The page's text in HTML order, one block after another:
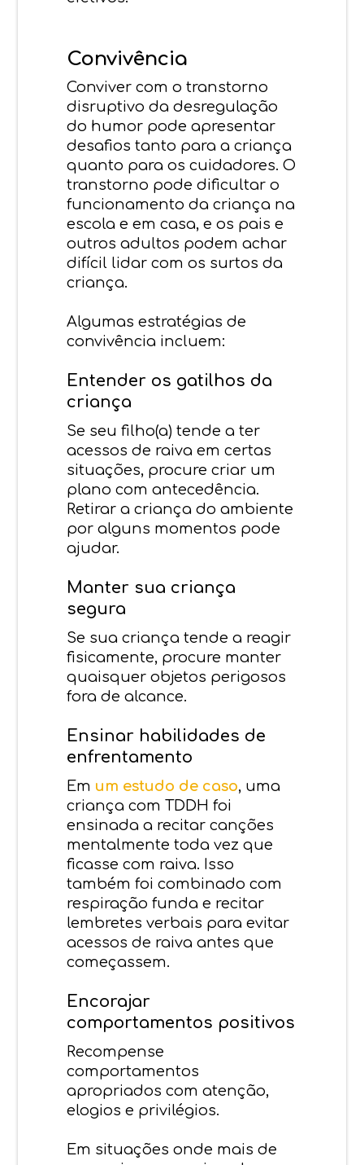
Convivência
Conviver com o transtorno
disruptivo da desregulação
do humor pode apresentar
desafios tanto para a criança
quanto para os cuidadores. O
transtorno pode dificultar o
funcionamento da criança na
escola e em casa, e os pais e
outros adultos podem achar
difícil lidar com os surtos da
criança.
Algumas estratégias de
convivência incluem:
Entender os gatilhos da
criança
Se seu filho(a) tende a ter
acessos de raiva em certas
situações, procure criar um
plano com antecedência.
Retirar a criança do ambiente
por alguns momentos pode
ajudar.
Manter sua criança
segura
Se sua criança tende a reagir
fisicamente, procure manter
quaisquer objetos perigosos
fora de alcance.
Ensinar habilidades de
enfrentamento
Em um estudo de caso, uma
criança com TDDH foi
ensinada a recitar canções
mentalmente toda vez que
ficasse com raiva. Isso
também foi combinado com
respiração funda e recitar
lembretes verbais para evitar
acessos de raiva antes que
começassem.
Encorajar
comportamentos positivos
Recompense
comportamentos
apropriados com atenção,
elogios e privilégios.
Em situações onde mais de